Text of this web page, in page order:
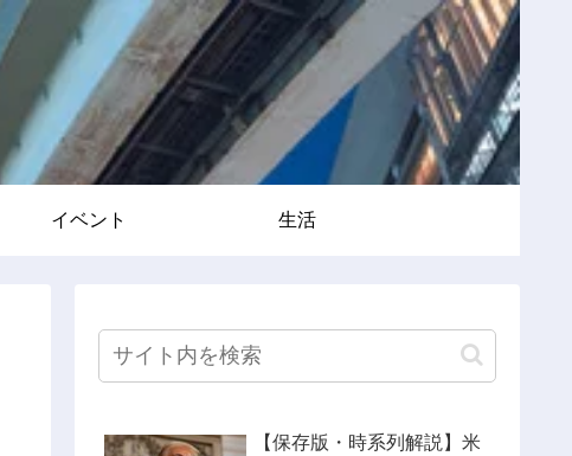
イベント 生活
【保存版・時系列解説】米